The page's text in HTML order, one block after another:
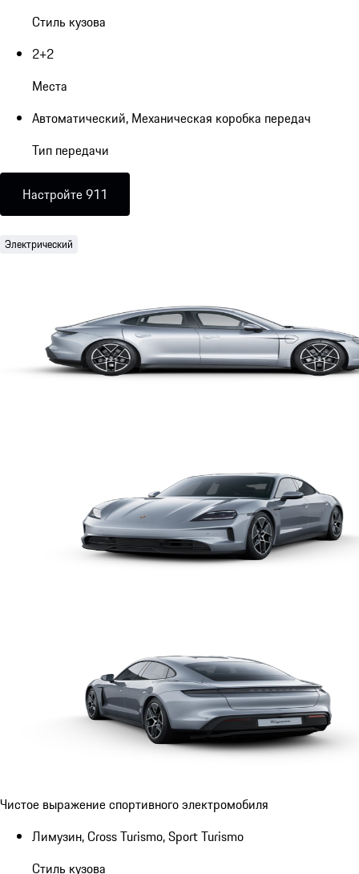
Стиль кузова
2+2
Места
Автоматический, Механическая коробка передач
Тип передачи
Настройте 911
Электрический
Чистое выражение спортивного электромобиля
Лимузин, Cross Turismo, Sport Turismo
Стиль кузова